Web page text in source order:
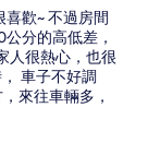
歡~ 不過房間
分的高低差，
人很熱心，也很
車子不好調
來往車輛多，